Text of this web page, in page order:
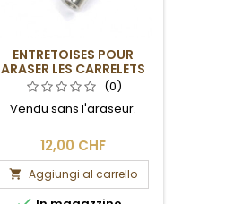
ENTRETOISES POUR
ARASER LES CARRELETS
MAJESTIC BLACK ET OR-
PLATINE
(0)
Vendu sans l'araseur.
12,00 CHF
 Aggiungi al carrello